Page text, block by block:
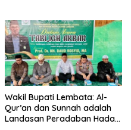
Wakil Bupati Lembata: Al-
Qur’an dan Sunnah adalah
Landasan Peradaban Hadapi